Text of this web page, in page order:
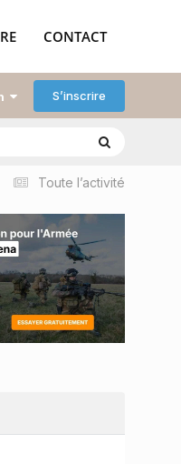
CONTACT
S’inscrire
Toute l’activité